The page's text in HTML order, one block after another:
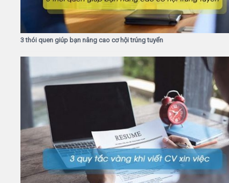
3 thói quen giúp bạn nâng cao cơ hội trúng tuyển